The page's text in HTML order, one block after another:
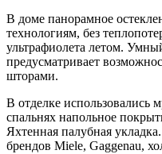
В доме панорамное
технологиям, без
ультрафиолета летом.
предусматривает
шторами.
В отделке использовались
спальнях напольное
Яхтенная палубная
брендов Miele, Gaggenau,